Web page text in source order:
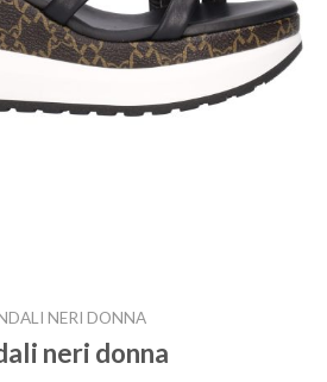
NERI DONNA
neri donna